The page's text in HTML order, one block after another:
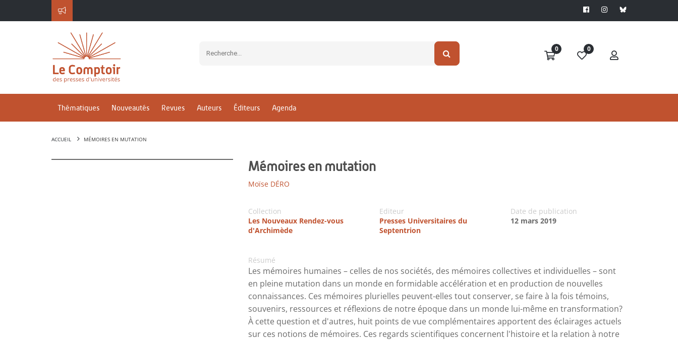
0 0
Thématiques Nouveautés Revues Auteurs Éditeurs Agenda
ACCUEIL MÉMOIRES EN MUTATION
Mémoires en mutation
Moïse DÉRO
Collection
Les Nouveaux Rendez-vous
d'Archimède
Editeur
Presses Universitaires du
Septentrion
Date de publication
12 mars 2019
Résumé
Les mémoires humaines – celles de nos sociétés, des mémoires collectives et individuelles – sont
en pleine mutation dans un monde en formidable accélération et en production de nouvelles
connaissances. Ces mémoires plurielles peuvent-elles tout conserver, se faire à la fois témoins,
souvenirs, ressources et réflexions de notre époque dans un monde lui-même en transformation?
À cette question et d'autres, huit points de vue complémentaires apportent des éclairages actuels
sur ces notions de mémoires. Ces regards scientifiques concernent l'histoire et la relation à notre